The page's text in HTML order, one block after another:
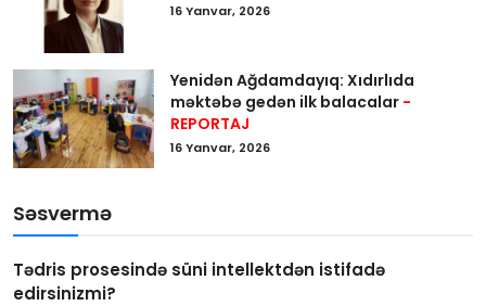
16 Yanvar, 2026
Yenidən Ağdamdayıq: Xıdırlıda
məktəbə gedən ilk balacalar -
REPORTAJ
16 Yanvar, 2026
Səsvermə
Tədris prosesində süni intellektdən istifadə
edirsinizmi?